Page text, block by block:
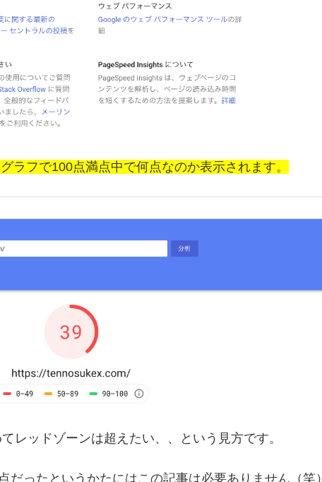
ラフで100点満点中で何点なのか表示されます。
レッドゾーンは超えたい、、という見方です。
ったというかたにはこの記事は必要ありません（笑）